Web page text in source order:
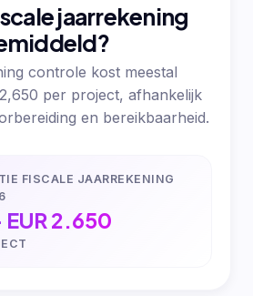
jaarrekening
controle kost meestal
per project, afhankelijk
en bereikbaarheid.
FISCALE JAARREKENING
EUR 2.650